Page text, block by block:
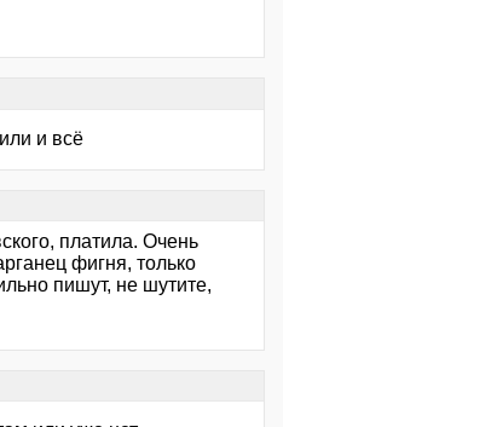
и всё
платила. Очень
фигня, только
пишут, не шутите,